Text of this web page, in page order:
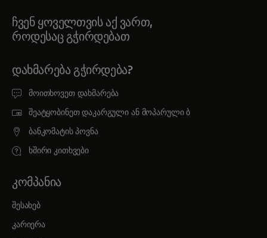
ჩვენ ყოველთვის აქ ვართ,
როდესაც გჭირდებათ
ᲓᲐᲮᲛᲐᲠᲔᲑᲐ ᲒᲭᲘᲠᲓᲔᲑᲐ?
მოითხოვეთ დახმარება
შეატყობინეთ დაკარგული ან მოპარული ბ
ბანკომატის პოვნა
ხშირი კითხვები
ᲙᲝᲛᲞᲐᲜᲘᲐ
შესახებ
კარიერა